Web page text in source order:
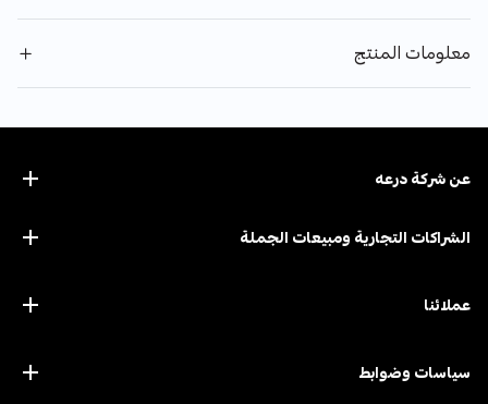
معلومات المنتج
عن ﺷﺮﻛﺔ درﻋﻪ
الشراكات التجارية ومبيعات الجملة
عملائنا
سياسات وضوابط